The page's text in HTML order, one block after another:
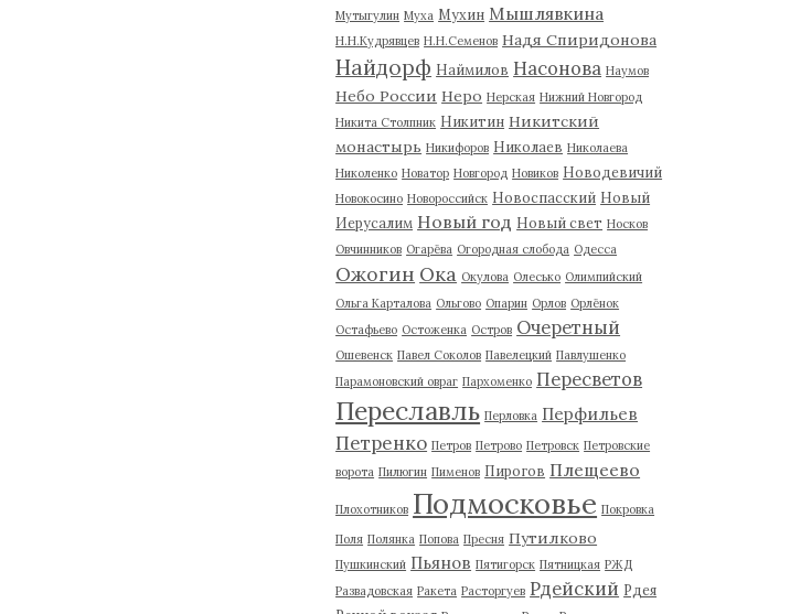
Мутыгулин Муха Мухин Мышлявкина
Н.Н.Кудрявцев Н.Н.Семенов Надя Спиридонова
Найдорф Наймилов Насонова Наумов
Небо России Неро Нерская Нижний Новгород
Никита Столпник Никитин Никитский
монастырь Никифоров Николаев Николаева
Николенко Новатор Новгород Новиков Новодевичий
Новокосино Новороссийск Новоспасский Новый
Иерусалим Новый год Новый свет Носков
Овчинников Огарёва Огородная слобода Одесса
Ожогин Ока Окулова Олесько Олимпийский
Ольга Карталова Ольгово Опарин Орлов Орлёнок
Остафьево Остоженка Остров Очеретный
Ошевенск Павел Соколов Павелецкий Павлушенко
Парамоновский овраг Пархоменко Пересветов
Переславль Перловка Перфильев
Петренко Петров Петрово Петровск Петровские
ворота Пилюгин Пименов Пирогов Плещеево
Плохотников Подмосковье Покровка
Поля Полянка Попова Пресня Путилково
Пушкинский Пьянов Пятигорск Пятницкая РЖД
Развадовская Ракета Расторгуев Рдейский Рдея